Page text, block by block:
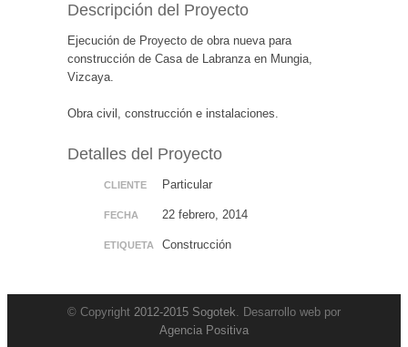
Descripción del Proyecto
Ejecución de Proyecto de obra nueva para
construcción de Casa de Labranza en Mungia,
Vizcaya.
Obra civil, construcción e instalaciones.
Detalles del Proyecto
CLIENTE Particular
FECHA 22 febrero, 2014
ETIQUETA Construcción
© Copyright 2012-2015 Sogotek. Desarrollo web por
Agencia Positiva